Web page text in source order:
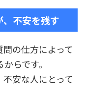
不安を残す
の仕方によって
らです。
安な人にとって